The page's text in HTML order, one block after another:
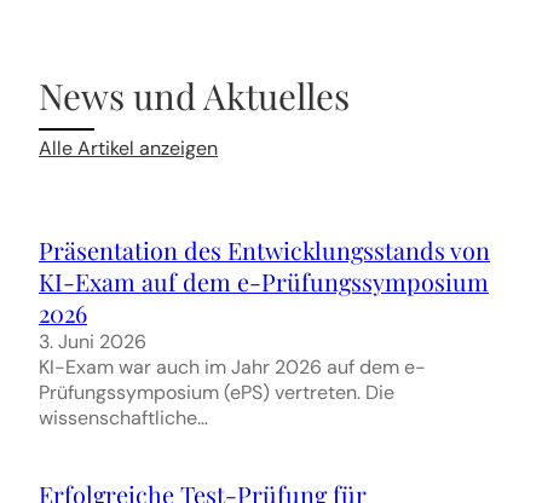
News und Aktuelles
Alle Artikel anzeigen
Präsentation des Entwicklungsstands von
KI-Exam auf dem e-Prüfungssymposium
2026
3. Juni 2026
KI-Exam war auch im Jahr 2026 auf dem e-
Prüfungssymposium (ePS) vertreten. Die
wissenschaftliche…
Erfolgreiche Test-Prüfung für